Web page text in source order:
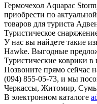
Гермочехол Aquapac
приобрести по
товаров для туриста
Туристическое
У нас вы найдете такие
Hawke. Выгодные
Туристические коврики в
Позвоните прямо сейчас
(094) 855-05-73, и мы
Черкассы, Житомир,
В электронном каталоге